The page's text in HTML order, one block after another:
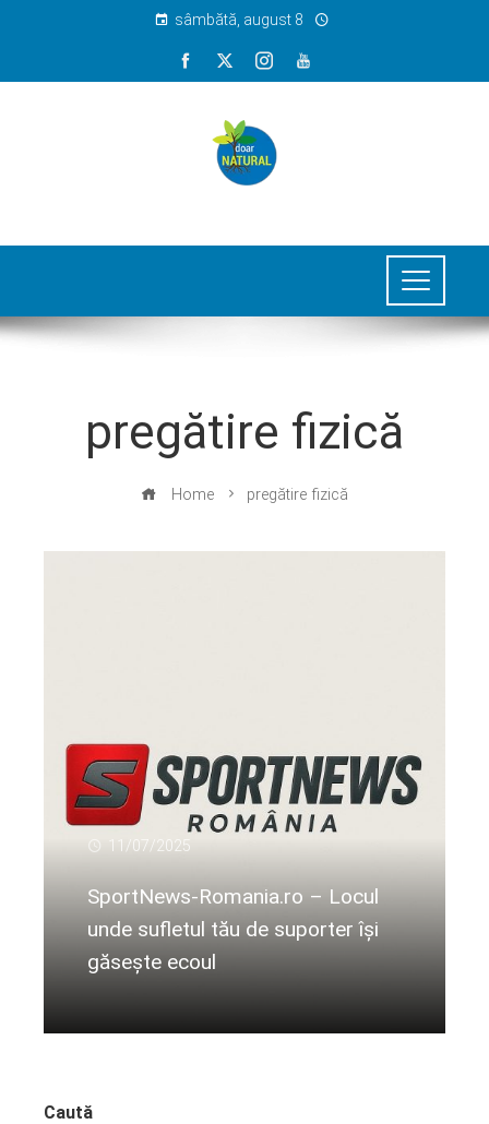
sâmbătă, august 8
pregătire fizică
Home pregătire fizică
11/07/2025
SportNews-Romania.ro – Locul
unde sufletul tău de suporter își
găsește ecoul
Caută